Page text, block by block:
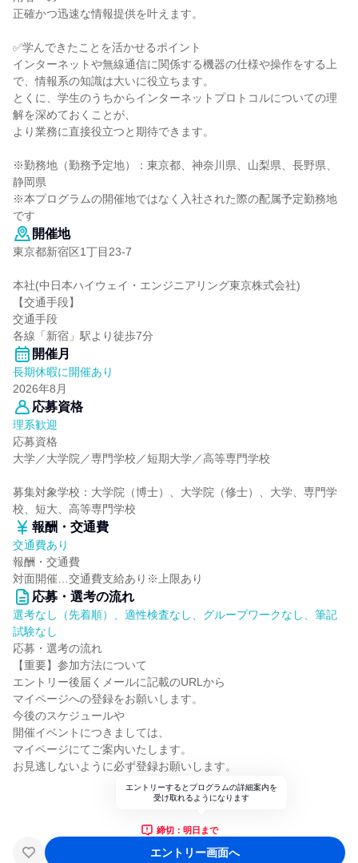
正確かつ迅速な情報提供を叶えます。
✅学んできたことを活かせるポイント
インターネットや無線通信に関係する機器の仕様や操作をする上
で、情報系の知識は大いに役立ちます。
とくに、学生のうちからインターネットプロトコルについての理
解を深めておくことが、
より業務に直接役立つと期待できます。
※勤務地（勤務予定地）：東京都、神奈川県、山梨県、長野県、
静岡県
※本プログラムの開催地ではなく入社された際の配属予定勤務地
です
開催地
東京都新宿区1丁目23-7
本社(中日本ハイウェイ・エンジニアリング東京株式会社)
【交通手段】
交通手段
各線「新宿」駅より徒歩7分
開催月
長期休暇に開催あり
2026年8月
応募資格
理系歓迎
応募資格
大学／大学院／専門学校／短期大学／高等専門学校
募集対象学校：大学院（博士）、大学院（修士）、大学、専門学
校、短大、高等専門学校
報酬・交通費
交通費あり
報酬・交通費
対面開催…交通費支給あり※上限あり
応募・選考の流れ
選考なし（先着順）、適性検査なし、グループワークなし、筆記
試験なし
応募・選考の流れ
【重要】参加方法について
エントリー後届くメールに記載のURLから
マイページへの登録をお願いします。
今後のスケジュールや
開催イベントにつきましては、
マイページにてご案内いたします。
お見逃しないように必ず登録お願いします。
エントリーするとプログラムの詳細案内を
受け取れるようになります
締切：明日まで
エントリー画面へ